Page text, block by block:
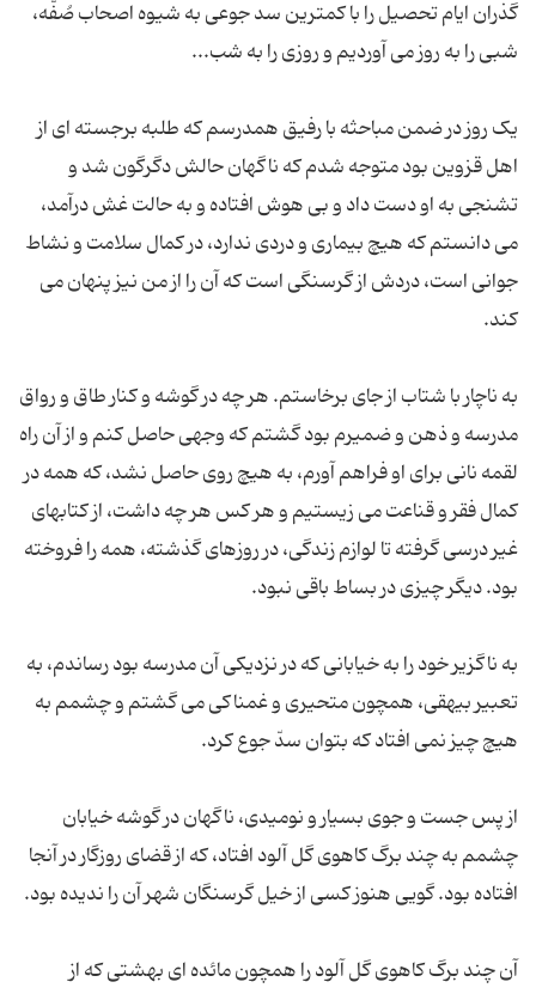
گذران ایام تحصیل را با کمترین سد جوعی به شیوه اصحاب صُفّه،
یک روز در ضمن مباحثه با رفیق همدرسم که طلبه برجسته ای از
اهل قزوین بود متوجه شدم که ناگهان حالش دگرگون شد و
تشنجی به او دست داد و بی هوش افتاده و به حالت غش درآمد،
می دانستم که هیچ بیماری و دردی ندارد، در کمال سلامت و نشاط
جوانی است، دردش از گرسنگی است که آن را از من نیز پنهان می
به ناچار با شتاب از جای برخاستم. هر چه در گوشه و کنار طاق و رواق
مدرسه و ذهن و ضمیرم بود گشتم که وجهی حاصل کنم و از آن راه
لقمه نانی برای او فراهم آورم، به هیچ روی حاصل نشد، که همه در
کمال فقر و قناعت می زیستیم و هر کس هر چه داشت، از کتابهای
غیر درسی گرفته تا لوازم زندگی، در روزهای گذشته، همه را فروخته
به ناگزیر خود را به خیابانی که در نزدیکی آن مدرسه بود رساندم، به
تعبیر بیهقی، همچون متحیری و غمناکی می گشتم و چشمم به
از پس جست و جوی بسیار و نومیدی، ناگهان در گوشه خیابان
چشمم به چند برگ کاهوی گل آلود افتاد، که از قضای روزگار در آنجا
آن چند برگ کاهوی گل آلود را همچون مائده ای بهشتی که از